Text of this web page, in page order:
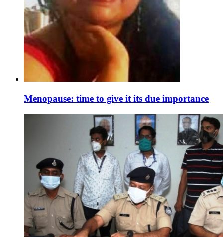
Menopause: time to give it its due importance